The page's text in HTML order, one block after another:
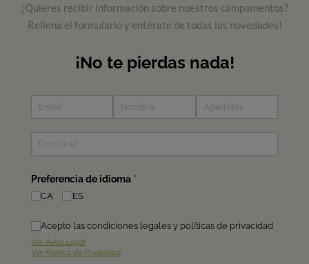
¿Quieres recibir información sobre nuestros campamentos?
Rellena el formulario y entérate de todas las novedades!